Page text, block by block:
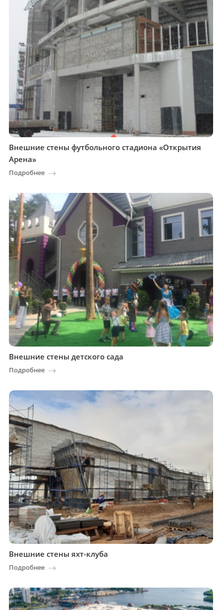
Внешние стены футбольного стадиона «Открытия
Арена»
Подробнее
Внешние стены детского сада
Подробнее
Внешние стены яхт-клуба
Подробнее